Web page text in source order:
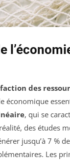
des
économique
, qui se
des études
jusqu’à 7 %
Les